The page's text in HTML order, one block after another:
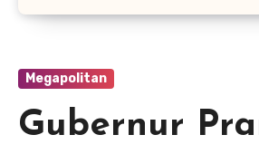
Megapolitan
Gubernur